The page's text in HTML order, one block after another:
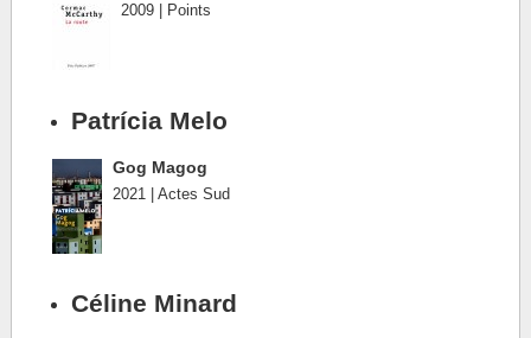
2009 | Points
Patrícia Melo
Gog Magog
2021 | Actes Sud
Céline Minard